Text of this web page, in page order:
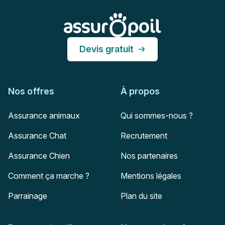
Devis gratuit
Nos offres
Assurance animaux
Assurance Chat
Assurance Chien
Comment ça marche ?
Parrainage
À propos
Qui sommes-nous ?
Recrutement
Nos partenaires
Mentions légales
Plan du site